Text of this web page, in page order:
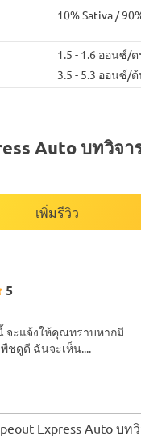
10% Sativa /
1.5 - 1.6 ออนซ์/
3.5 - 5.3 ออนซ์/
Auto บทวิจ
เพิ่มรีวิว
5
จะแจ้งให้คุณทราบหากมี
ชดูดี ฉันจะเห็น....
Express Auto บท